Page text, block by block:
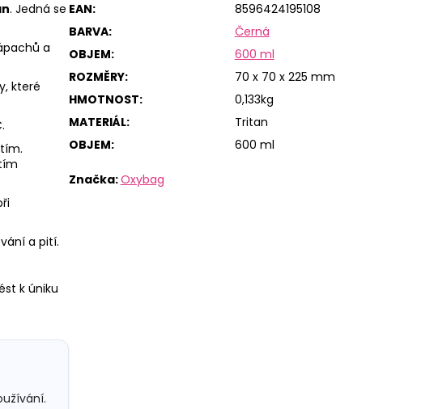
EAN:
8596424195108
BARVA:
Černá
OBJEM:
600 ml
ROZMĚRY:
70 x 70 x 225 mm
HMOTNOST:
0,133kg
MATERIÁL:
Tritan
OBJEM: 600 ml
Značka:Oxybag
. Jedná se
a
které
a pití.
k úniku